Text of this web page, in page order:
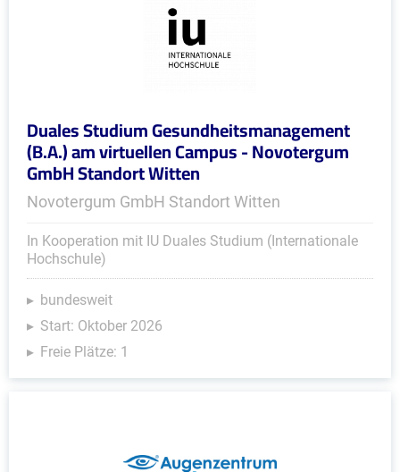
Duales Studium Gesundheitsmanagement
(B.A.) am virtuellen Campus - Novotergum
GmbH Standort Witten
Novotergum GmbH Standort Witten
In Kooperation mit IU Duales Studium (Internationale
Hochschule)
bundesweit
Start: Oktober 2026
Freie Plätze: 1